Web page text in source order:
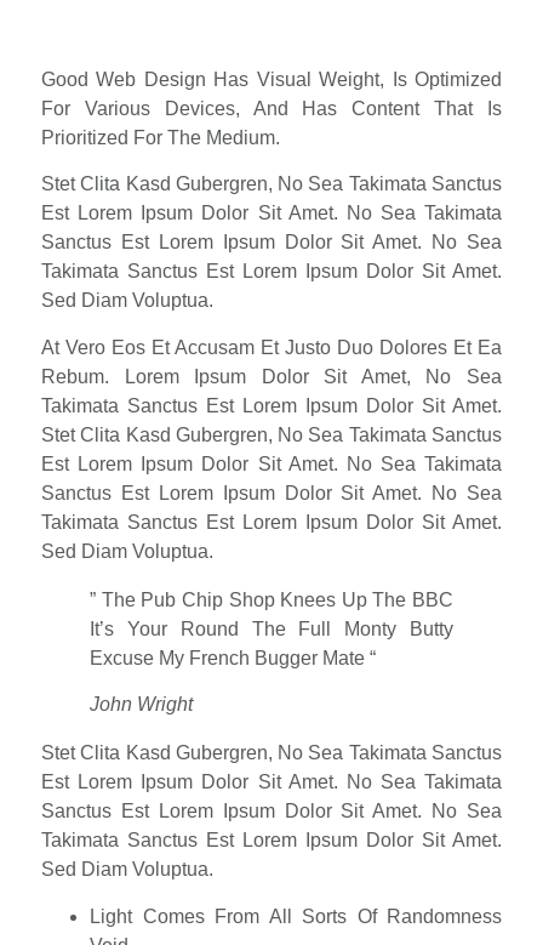
Good Web Design Has Visual Weight, Is Optimized
For Various Devices, And Has Content That Is
Prioritized For The Medium.
Stet Clita Kasd Gubergren, No Sea Takimata Sanctus
Est Lorem Ipsum Dolor Sit Amet. No Sea Takimata
Sanctus Est Lorem Ipsum Dolor Sit Amet. No Sea
Takimata Sanctus Est Lorem Ipsum Dolor Sit Amet.
Sed Diam Voluptua.
At Vero Eos Et Accusam Et Justo Duo Dolores Et Ea
Rebum. Lorem Ipsum Dolor Sit Amet, No Sea
Takimata Sanctus Est Lorem Ipsum Dolor Sit Amet.
Stet Clita Kasd Gubergren, No Sea Takimata Sanctus
Est Lorem Ipsum Dolor Sit Amet. No Sea Takimata
Sanctus Est Lorem Ipsum Dolor Sit Amet. No Sea
Takimata Sanctus Est Lorem Ipsum Dolor Sit Amet.
Sed Diam Voluptua.
” The Pub Chip Shop Knees Up The BBC
It’s Your Round The Full Monty Butty
Excuse My French Bugger Mate “
John Wright
Stet Clita Kasd Gubergren, No Sea Takimata Sanctus
Est Lorem Ipsum Dolor Sit Amet. No Sea Takimata
Sanctus Est Lorem Ipsum Dolor Sit Amet. No Sea
Takimata Sanctus Est Lorem Ipsum Dolor Sit Amet.
Sed Diam Voluptua.
Light Comes From All Sorts Of Randomness